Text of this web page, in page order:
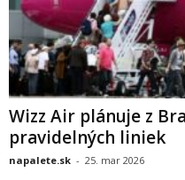
Wizz Air plánuje z
pravidelných liniek
napalete.sk - 25. mar 2026